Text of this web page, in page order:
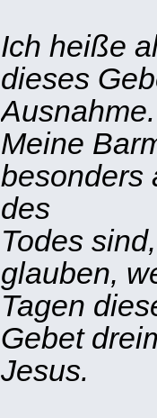
Ich heiße
dieses
Ausnahme.
Meine
besonders
des
Todes
glauben,
Tagen
Gebet
Jesus.